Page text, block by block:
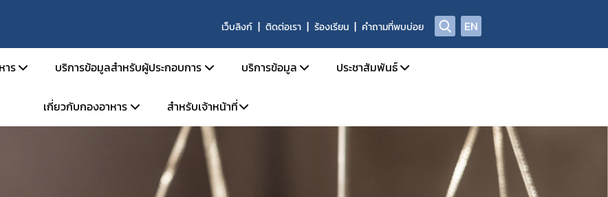
เว็บลิงก์ ติดต่อเรา ร้องเรียน คำถามที่พบบ่อย EN
าร
านกฎหมายอาหาร
บริการข้อมูลสำหรับผู้ประกอบการ
คู่มือสำหรับประชาชน
การยื่นขออนุญาตด้านอาหาร
การขออนุญาต อย. สำหรับผลิตภัณฑ์ TOP HIT
หลักเกณฑ์ / ข้อกำหนด
บริการข้อมูล
ตรวจสอบการอนุญาตผลิตภัณฑ์อาหาร
ผลิตภัณฑ์อาหารที่ผิดกฎหมาย และถูกถอนเลขสารบบ
ประชาสัมพันธ์
ข่าวสารประชาสัมพันธ์
ข่าวสารด้านกฎหมายอาหาร
ข่าวสารด้านความปลอดภัยอาหาร
เกี่ยวกับกองอาหาร สำหรับเจ้าหน้าที่
ระบบ e-saraban
จองห้องประชุม